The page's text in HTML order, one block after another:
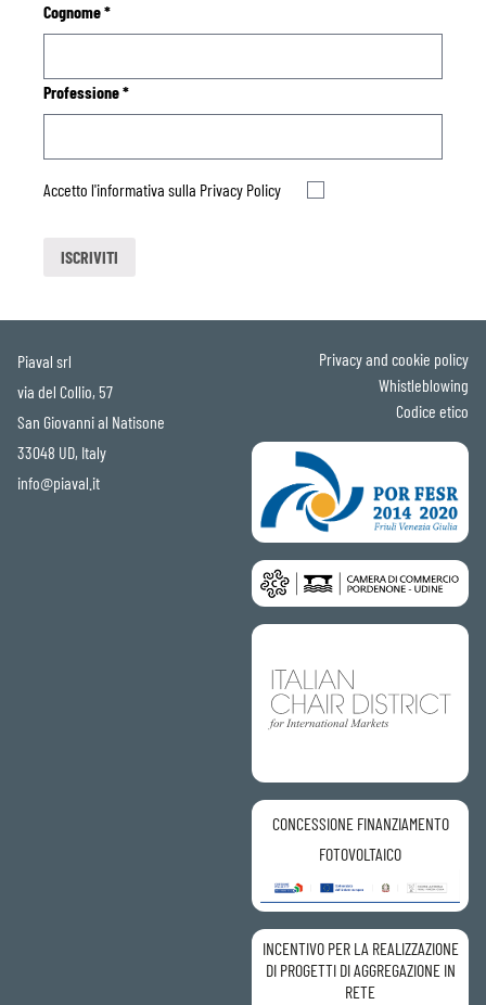
Cognome*
Professione*
Accetto l'informativa sulla Privacy Policy
Piaval srl
via del Collio, 57
San Giovanni al Natisone
33048 UD, Italy
info@piaval.it
Privacy and cookie policy
Whistleblowing
Codice etico
CONCESSIONE FINANZIAMENTO
FOTOVOLTAICO
INCENTIVO PER LA REALIZZAZIONE
DI PROGETTI DI AGGREGAZIONE IN
RETE